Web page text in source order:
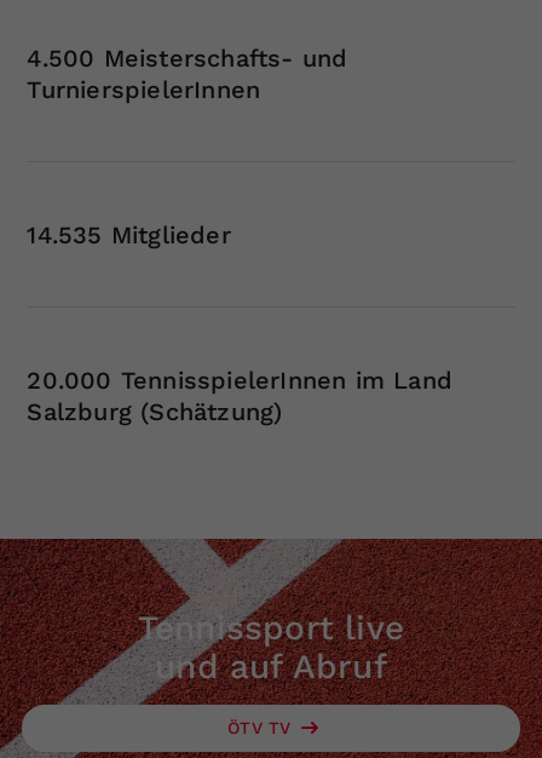
4.500 Meisterschafts- und
TurnierspielerInnen
14.535 Mitglieder
20.000 TennisspielerInnen im Land
Salzburg (Schätzung)
Tennissport live
und auf Abruf
ÖTV TV
Einstellungen. Unter anderem eine
zufällig generierte ID, für die